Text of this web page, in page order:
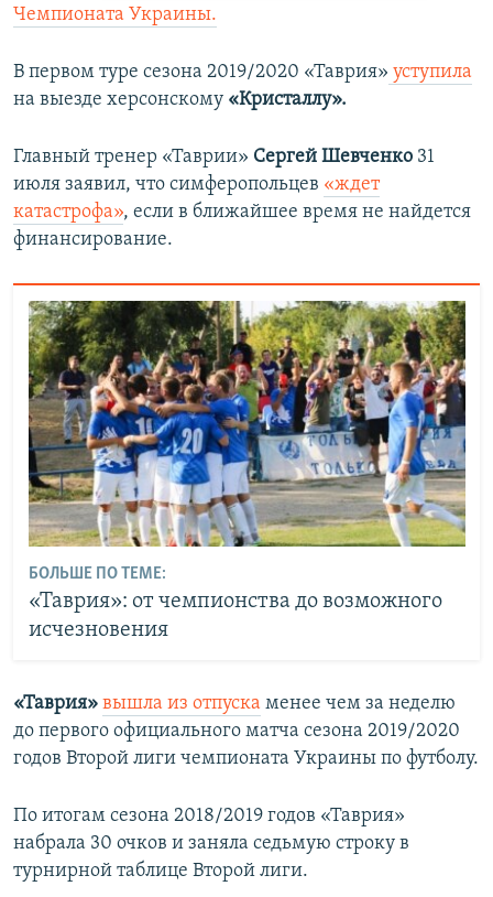
Чемпионата Украины.
В первом туре сезона 2019/2020 «Таврия» уступила
на выезде херсонскому «Кристаллу».
Главный тренер «Таврии» Сергей Шевченко 31
июля заявил, что симферопольцев «ждет
катастрофа», если в ближайшее время не найдется
финансирование.
БОЛЬШЕ ПО ТЕМЕ:
«Таврия»: от чемпионства до возможного
исчезновения
«Таврия» вышла из отпуска менее чем за неделю
до первого официального матча сезона 2019/2020
годов Второй лиги чемпионата Украины по футболу.
По итогам сезона 2018/2019 годов «Таврия»
набрала 30 очков и заняла седьмую строку в
турнирной таблице Второй лиги.